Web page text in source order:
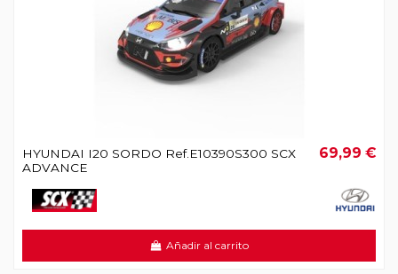
HYUNDAI I20 SORDO Ref.E10390S300 SCX
ADVANCE
69,99 €
Añadir al carrito